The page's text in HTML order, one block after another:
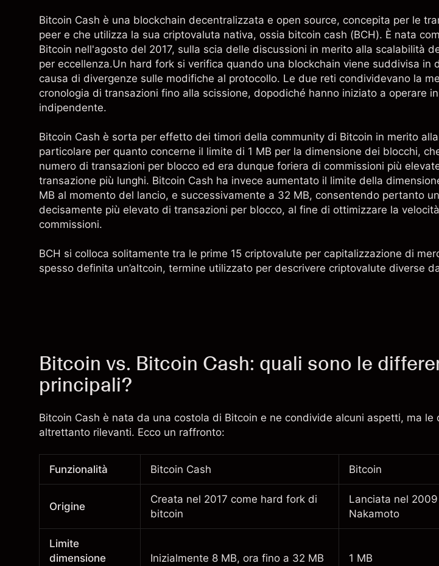
Bitcoin Cash è una blockchain decentralizzata e open source, concepita per le
peer e che utilizza la sua criptovaluta nativa, ossia bitcoin cash (BCH). È nata
Bitcoin nell'agosto del 2017, sulla scia delle discussioni in merito alla scalabilità
per eccellenza.Un hard fork si verifica quando una blockchain viene suddivisa in
causa di divergenze sulle modifiche al protocollo. Le due reti condividevano la
cronologia di transazioni fino alla scissione, dopodiché hanno iniziato a operare
indipendente.
Bitcoin Cash è sorta per effetto dei timori della community di Bitcoin in merito
particolare per quanto concerne il limite di 1 MB per la dimensione dei blocchi,
numero di transazioni per blocco ed era dunque foriera di commissioni più
transazione più lunghi. Bitcoin Cash ha invece aumentato il limite della
MB al momento del lancio, e successivamente a 32 MB, consentendo pertanto
decisamente più elevato di transazioni per blocco, al fine di ottimizzare la
commissioni.
BCH si colloca solitamente tra le prime 15 criptovalute per capitalizzazione di
spesso definita un’altcoin, termine utilizzato per descrivere criptovalute diverse
Bitcoin vs. Bitcoin Cash: quali sono le
principali?
Bitcoin Cash è nata da una costola di Bitcoin e ne condivide alcuni aspetti, ma le
altrettanto rilevanti. Ecco un raffronto:
Funzionalità Bitcoin Cash Bitcoin
Origine
Creata nel 2017 come hard fork di
bitcoin
Lanciata nel
Nakamoto
Limite
dimensione
Inizialmente 8 MB, ora fino a 32 MB 1 MB